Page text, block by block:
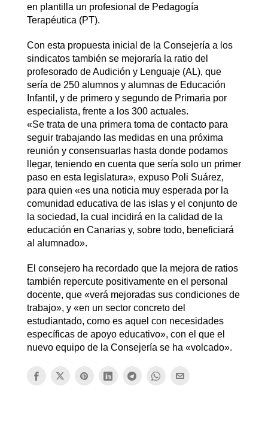
en plantilla un profesional de Pedagogía
Terapéutica (PT).
Con esta propuesta inicial de la Consejería a los
sindicatos también se mejoraría la ratio del
profesorado de Audición y Lenguaje (AL), que
sería de 250 alumnos y alumnas de Educación
Infantil, y de primero y segundo de Primaria por
especialista, frente a los 300 actuales.
«Se trata de una primera toma de contacto para
seguir trabajando las medidas en una próxima
reunión y consensuarlas hasta donde podamos
llegar, teniendo en cuenta que sería solo un primer
paso en esta legislatura», expuso Poli Suárez,
para quien «es una noticia muy esperada por la
comunidad educativa de las islas y el conjunto de
la sociedad, la cual incidirá en la calidad de la
educación en Canarias y, sobre todo, beneficiará
al alumnado».
El consejero ha recordado que la mejora de ratios
también repercute positivamente en el personal
docente, que «verá mejoradas sus condiciones de
trabajo», y «en un sector concreto del
estudiantado, como es aquel con necesidades
específicas de apoyo educativo», con el que el
nuevo equipo de la Consejería se ha «volcado».